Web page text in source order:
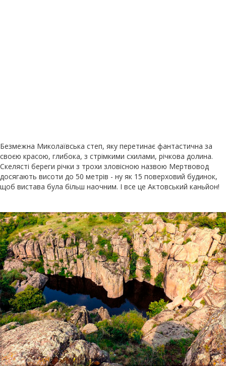
Безмежна Миколаївська степ, яку перетинає фантастична за
своєю красою, глибока, з стрімкими схилами, річкова долина.
Скелясті береги річки з трохи зловісною назвою Мертвовод
досягають висоти до 50 метрів - ну як 15 поверховий будинок,
щоб вистава була більш наочним. І все це Актовський каньйон!